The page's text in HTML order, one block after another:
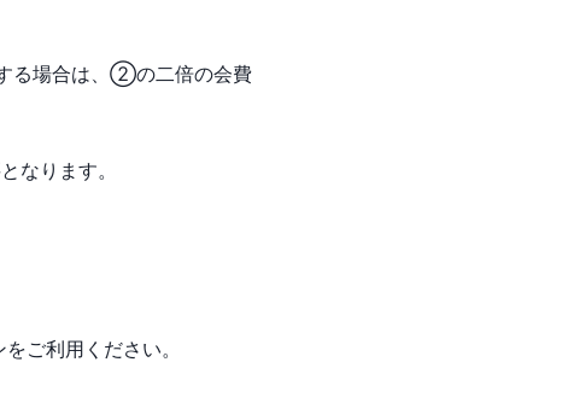
る場合は、②の二倍の会費
ります。
ご利用ください。